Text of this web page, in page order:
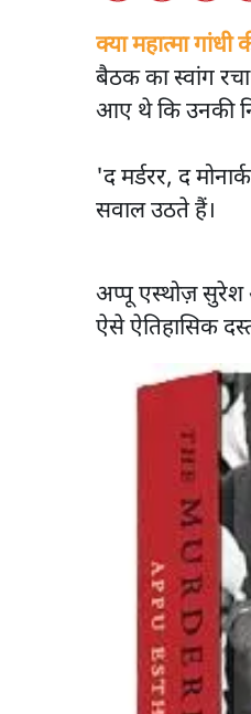
क्या महात्मा गांधी
बैठक का स्वांग
आए थे कि उनकी
'द मर्डरर, द
सवाल उठते हैं।
अप्पू एस्थोज़ सुरेश
ऐसे ऐतिहासिक